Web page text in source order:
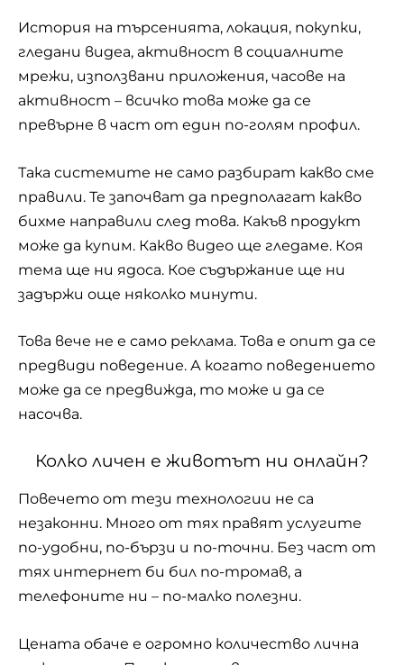
История на търсенията, локация, покупки,
гледани видеа, активност в социалните
мрежи, използвани приложения, часове на
активност – всичко това може да се
превърне в част от един по-голям профил.
Така системите не само разбират какво сме
правили. Те започват да предполагат какво
бихме направили след това. Какъв продукт
може да купим. Какво видео ще гледаме. Коя
тема ще ни ядоса. Кое съдържание ще ни
задържи още няколко минути.
Това вече не е само реклама. Това е опит да се
предвиди поведение. А когато поведението
може да се предвижда, то може и да се
насочва.
Колко личен е животът ни онлайн?
Повечето от тези технологии не са
незаконни. Много от тях правят услугите
по-удобни, по-бързи и по-точни. Без част от
тях интернет би бил по-тромав, а
телефоните ни – по-малко полезни.
Цената обаче е огромно количество лична